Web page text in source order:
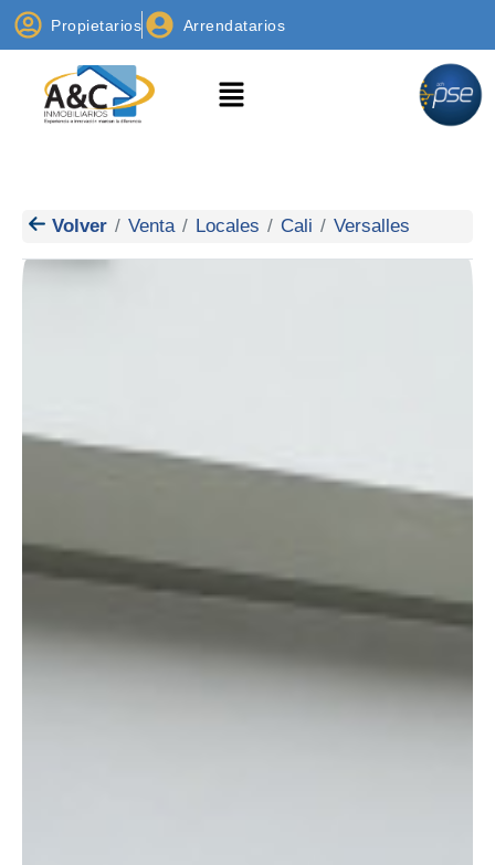
Propietarios Arrendatarios
Volver Venta Locales Cali Versalles